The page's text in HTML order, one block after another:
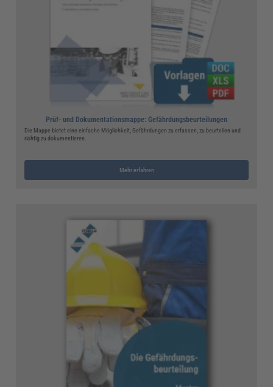
Prüf- und Dokumentationsmappe: Gefährdungsbeurteilungen
Die Mappe bietet eine einfache Möglichkeit, Gefährdungen zu erfassen, zu beurteilen und
richtig zu dokumentieren.
Mehr erfahren